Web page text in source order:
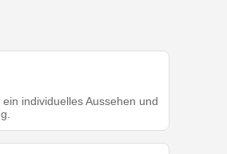
individuelles Aussehen und